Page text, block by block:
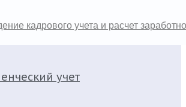
кадрового учета и расчет
учет